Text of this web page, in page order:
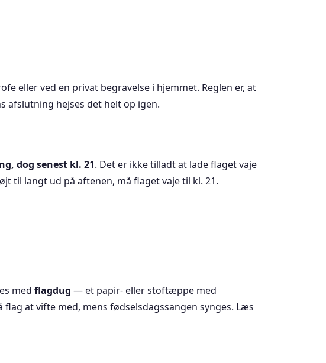
eller ved en privat begravelse i hjemmet. Reglen er, at
afslutning hejses det helt op igen.
dog senest kl. 21. Det er ikke tilladt at lade flaget vaje
til langt ud på aftenen, må flaget vaje til kl. 21.
med flagdug — et papir- eller stoftæppe med
at vifte med, mens fødselsdagssangen synges. Læs